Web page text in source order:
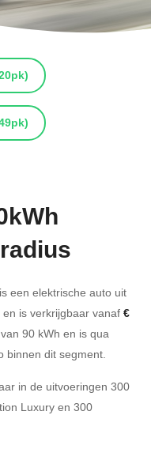
is een elektrische auto uit
is verkrijgbaar vanaf €
90 kWh en is qua
binnen dit segment.
in de uitvoeringen 300
Luxury en 300